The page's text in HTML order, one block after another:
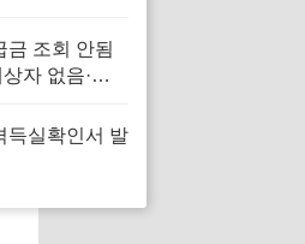
금 조회 안됨
자 없음·신
득실확인서 발